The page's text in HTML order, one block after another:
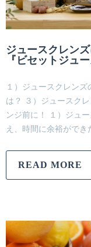
ジュースクレン
『ビセットジュー
１）ジュースクレン
は？ ３）ジュースク
ンジ前に！ １）ジュ
え、時間に余裕ができ
READ MORE